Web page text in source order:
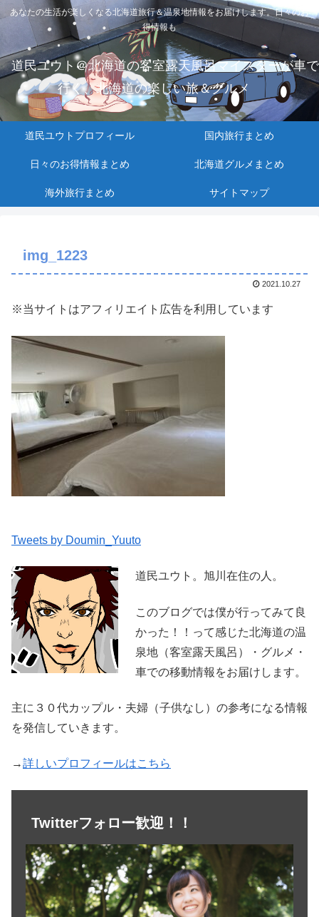
あなたの生活が楽しくなる北海道旅行＆温泉地情報をお届けします。日々のお
得情報も
道民ユウト＠北海道の客室露天風呂マイスターが車で
行く、北海道の楽しい旅＆グルメ
道民ユウトプロフィール 国内旅行まとめ
日々のお得情報まとめ 北海道グルメまとめ
海外旅行まとめ サイトマップ
img_1223
2021.10.27
※当サイトはアフィリエイト広告を利用しています
Tweets by Doumin_Yuuto
道民ユウト。旭川在住の人。
このブログでは僕が行ってみて良
かった！！って感じた北海道の温
泉地（客室露天風呂）・グルメ・
車での移動情報をお届けします。
主に３０代カップル・夫婦（子供なし）の参考になる情報
を発信していきます。
→詳しいプロフィールはこちら
Twitterフォロー歓迎！！